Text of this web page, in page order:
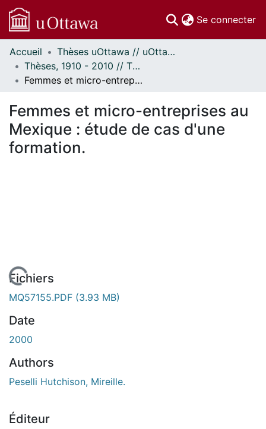
Se connecter
Communautés
et collections
Parcourir
À propos
Accueil
Thèses uOttawa // uOttawa Theses
Thèses, 1910 - 2010 // Theses, 1910 - 2010
Femmes et micro-entreprises au Mexique : étude de cas d'une formation.
Femmes et micro-entreprises au
Mexique : étude de cas d'une
formation.
En cours de chargement...
Fichiers
MQ57155.PDF (3.93 MB)
Date
2000
Authors
Peselli Hutchison, Mireille.
Éditeur